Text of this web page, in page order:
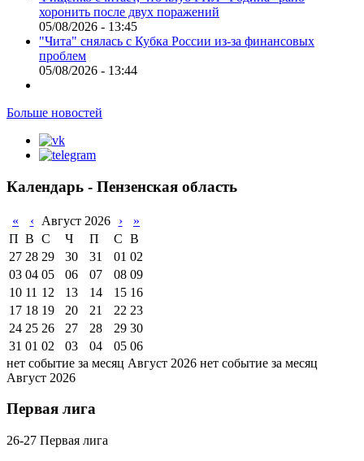
хоронить после двух поражений
05/08/2026 - 13:45
"Чита" снялась с Кубка России из-за финансовых
проблем
05/08/2026 - 13:44
Больше новостей
Календарь - Пензенская область
« ‹ Август 2026 ›
»
П В С Ч П С В
27 28 29 30 31 01 02
03 04 05 06 07 08 09
10 11 12 13 14 15 16
17 18 19 20 21 22 23
24 25 26 27 28 29 30
31 01 02 03 04 05 06
нет событие за месяц Август 2026 нет событие за месяц
Август 2026
Первая лига
26-27 Первая лига